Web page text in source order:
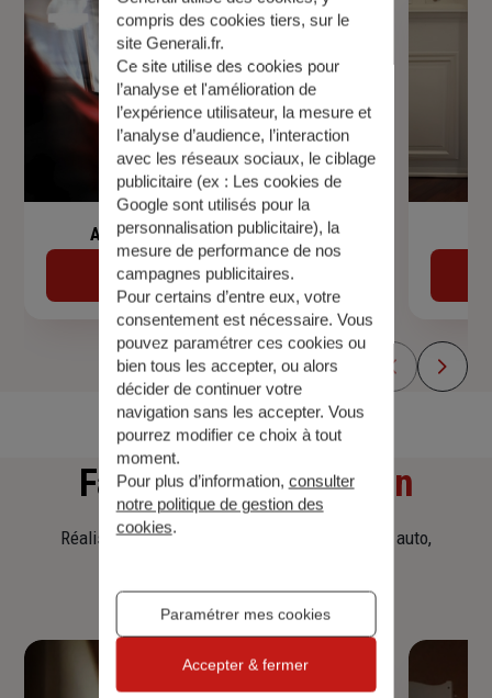
Assurance de prêt immobilier
Découvrir
Faitesune simulation
Réalisez une simulation tarifaire d'assurance, auto,
compris des cookies tiers, sur le
site Generali.fr.
Ce site utilise des cookies pour
l’analyse et l'amélioration de
l’expérience utilisateur, la mesure et
l’analyse d’audience, l’interaction
avec les réseaux sociaux, le ciblage
publicitaire (ex : Les cookies de
Google sont utilisés pour la
personnalisation publicitaire), la
mesure de performance de nos
campagnes publicitaires.
Pour certains d’entre eux, votre
consentement est nécessaire. Vous
pouvez paramétrer ces cookies ou
bien tous les accepter, ou alors
décider de continuer votre
navigation sans les accepter. Vous
pourrez modifier ce choix à tout
moment.
Pour plus d’information, consulter
notre politique de gestion des
cookies.
Paramétrer mes cookies
Accepter & fermer